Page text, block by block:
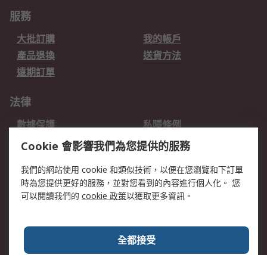
服務
大批訂購
我的帳戶
產品退換
送貨方法
遠期訂單
法律
數據保護
私隱條例
網站條款
郵件安全
關於RS
全球辦事處
加入我們
關於RS
Cookie 會影響我們為您提供的服務
我們的網站使用 cookie 和類似技術，以便在您瀏覽和下訂單
時為您提供更好的服務，並對您看到的內容進行個人化。 您
可以閱讀我們的 cookie 政策以獲取更多資訊。
全都接受